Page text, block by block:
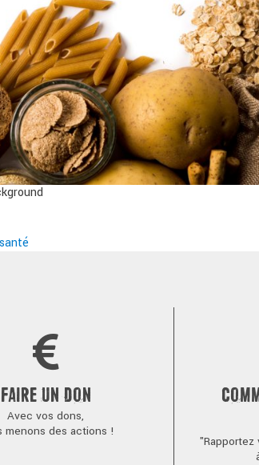
FAIRE UN DON
Avec vos dons,
menons des actions !